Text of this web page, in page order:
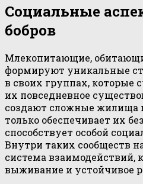
Социальные
бобров
Млекопитающие,
формируют уникальные
в своих группах, которые
их повседневное
создают сложные жилища
только обеспечивает их
способствует особой
Внутри таких сообществ
система взаимодействий,
выживание и устойчивое